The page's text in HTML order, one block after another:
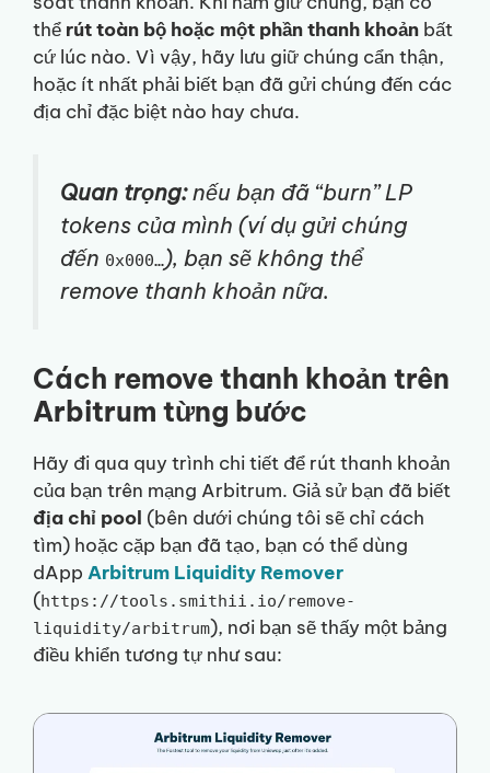
thể rút toàn bộ hoặc một phần thanh khoản bất
cứ lúc nào. Vì vậy, hãy lưu giữ chúng cẩn thận,
hoặc ít nhất phải biết bạn đã gửi chúng đến các
địa chỉ đặc biệt nào hay chưa.
Quan trọng:nếu bạn đã “burn”LP
tokens của mình (ví dụ gửi chúng
đến 0x000…), bạn sẽ không thể
remove thanh khoản nữa.
Cách remove thanh khoản trên
Arbitrum từng bước
Hãy đi qua quy trình chi tiết để rút thanh khoản
của bạn trên mạng Arbitrum. Giả sử bạn đã biết
địa chỉ pool (bên dưới chúng tôi sẽ chỉ cách
tìm) hoặc cặp bạn đã tạo, bạn có thể dùng
dApp Arbitrum Liquidity Remover
(https://tools.smithii.io/remove-
liquidity/arbitrum), nơi bạn sẽ thấy một bảng
điều khiển tương tự như sau: